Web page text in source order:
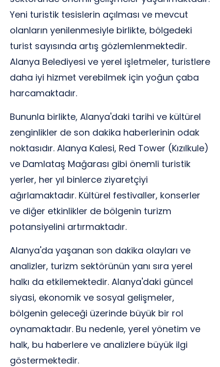
Yeni turistik tesislerin açılması ve mevcut
olanların yenilenmesiyle birlikte, bölgedeki
turist sayısında artış gözlemlenmektedir.
Alanya Belediyesi ve yerel işletmeler, turistlere
daha iyi hizmet verebilmek için yoğun çaba
harcamaktadır.
Bununla birlikte, Alanya'daki tarihi ve kültürel
zenginlikler de son dakika haberlerinin odak
noktasıdır. Alanya Kalesi, Red Tower (Kızılkule)
ve Damlataş Mağarası gibi önemli turistik
yerler, her yıl binlerce ziyaretçiyi
ağırlamaktadır. Kültürel festivaller, konserler
ve diğer etkinlikler de bölgenin turizm
potansiyelini artırmaktadır.
Alanya'da yaşanan son dakika olayları ve
analizler, turizm sektörünün yanı sıra yerel
halkı da etkilemektedir. Alanya'daki güncel
siyasi, ekonomik ve sosyal gelişmeler,
bölgenin geleceği üzerinde büyük bir rol
oynamaktadır. Bu nedenle, yerel yönetim ve
halk, bu haberlere ve analizlere büyük ilgi
göstermektedir.